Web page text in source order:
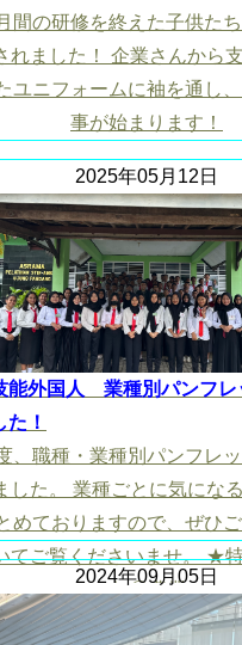
間の研修を終えた子供た
れました！ 企業さんから
ユニフォームに袖を通し
事が始まります！
2025年05月12日
能外国人 業種別パンフレ
た！
、職種・業種別パンフレ
した。 業種ごとに気にな
めておりますので、ぜひ
てご覧くださいませ。 ★
人 ◎農業
drive.google.com/file/d/
2024年09月05日